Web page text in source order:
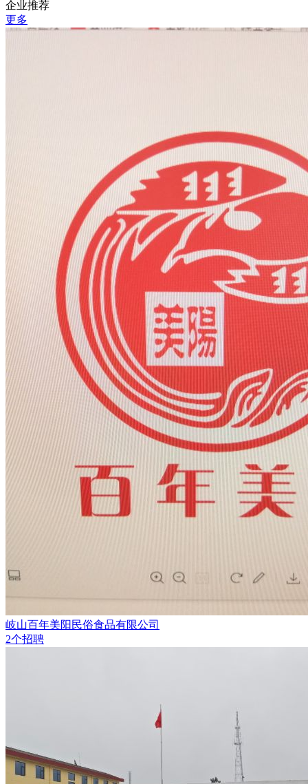
企业推荐
更多
岐山百年美阳民俗食品有限公司
2个招聘